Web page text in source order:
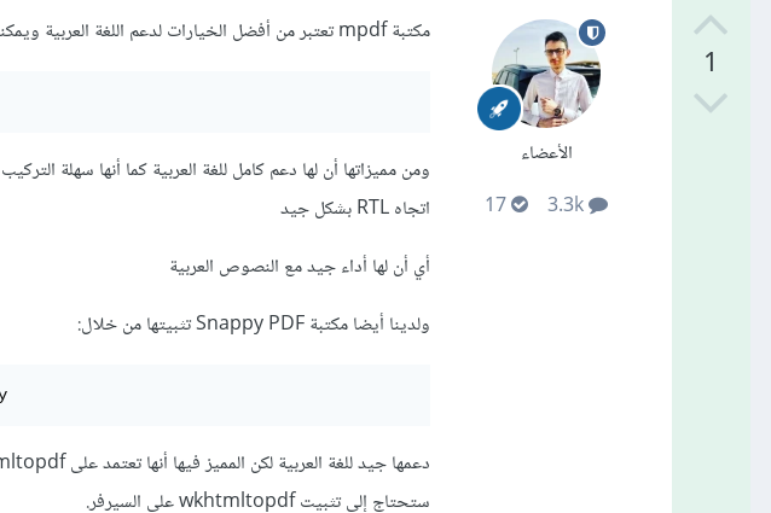
1
الأعضاء
مكتبة mpdf تعتبر من أفضل الخيارات لدعم اللغة العربية ويمكنك تثبيتها من خلال:
ومن مميزاتها أن لها دعم كامل للغة العربية كما أنها سهلة
اتجاه RTL بشكل جيد
أي أن لها أداء جيد مع النصوص العربية
ولدينا أيضا مكتبة Snappy PDF تثبيتها من خلال:
ستحتاج إلى تثبيت wkhtmltopdf على السيرفر.